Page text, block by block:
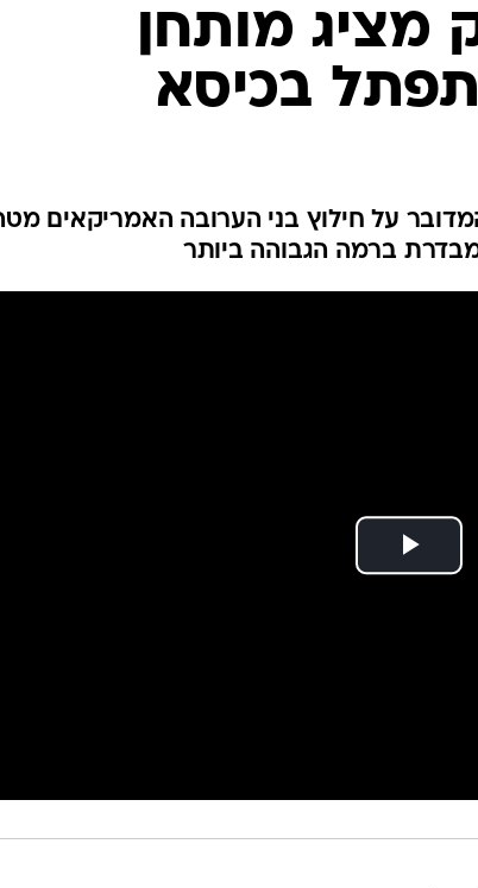
מציג מותחן
בכיסא
על חילוץ בני הערובה האמריקאים
ברמה הגבוהה ביותר